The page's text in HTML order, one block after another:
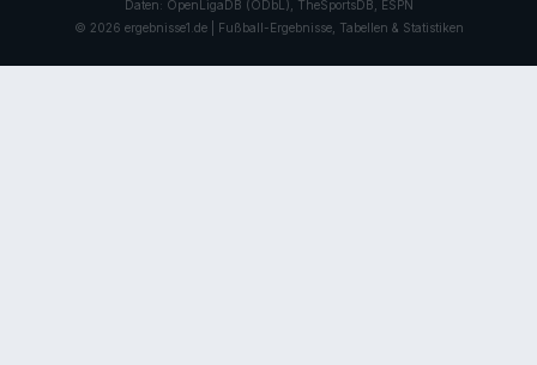
Daten: OpenLigaDB (ODbL), TheSportsDB, ESPN
© 2026 ergebnisse1.de | Fußball-Ergebnisse, Tabellen & Statistiken